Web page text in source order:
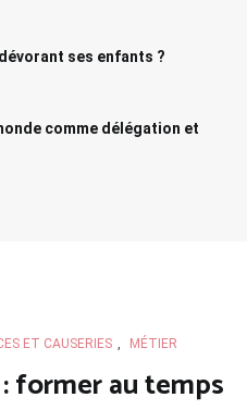
ses enfants ?
comme délégation et
ET CAUSERIES MÉTIER
former au temps